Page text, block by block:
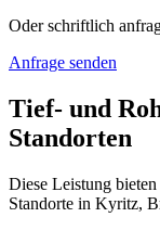
Oder schriftlich
Anfrage senden
Tief- und
Standorten
Diese Leistung
Standorte in Kyritz,